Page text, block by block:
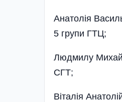
Анатолія
5 групи ГТЦ;
Людмилу
СГТ;
Віталія